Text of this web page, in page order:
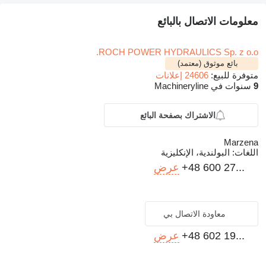
معلومات الاتصال بالبائع
ROCH POWER HYDRAULICS Sp. z o.o.
بائع موثوق (معتمد)
متوفرة للبيع: 24606 إعلانات
9 سنوات في Machineryline
الاشتراك بصفحة البائع
Marzena
اللغات: البولندية، الإنكليزية
+48 600 27... عرض
معاودة الاتصال بي
+48 602 19... عرض